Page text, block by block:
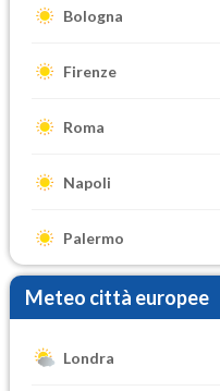
Bologna
Firenze
Roma
Napoli
Palermo
Meteo città europee
Londra